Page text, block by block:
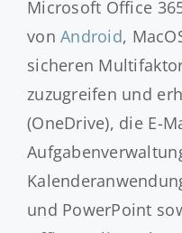
Microsoft Office
vonAndroid,
sicheren
zuzugreifen und
(OneDrive), die E-
und PowerPoint